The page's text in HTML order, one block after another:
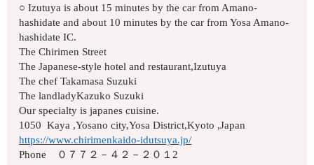
○ Izutuya is about 15 minutes by the car from Amano-
hashidate and about 10 minutes by the car from Yosa Amano-
hashidate IC.
The Chirimen Street
The Japanese-style hotel and restaurant,Izutuya
The chef Takamasa Suzuki
The landladyKazuko Suzuki
Our specialty is japanes cuisine.
1050 Kaya ,Yosano city,Yosa District,Kyoto ,Japan
https://www.chirimenkaido-idutsuya.jp/
Phone ０７７２－４２－２０１2